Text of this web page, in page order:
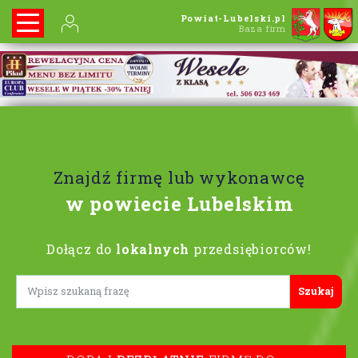
Powiat-Lubelski.pl
Baza firm
Znajdź firmę lub wykonawcę
w powiecie Lubelskim
Dołącz do lokalnych przedsiębiorców!
Lorem ipsum